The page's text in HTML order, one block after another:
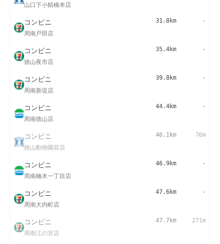
山口下小鯖橋本店
コンビニ
周南戸田店
31.8km -
コンビニ
徳山夜市店
35.4km -
コンビニ
周南新堤店
39.8km -
コンビニ
周南徳山店
44.4km -
コンビニ
徳山動物園前店
46.1km 76m
コンビニ
周南楠木一丁目店
46.9km -
コンビニ
周南大内町店
47.6km -
コンビニ
周南江の宮店
47.7km 271m